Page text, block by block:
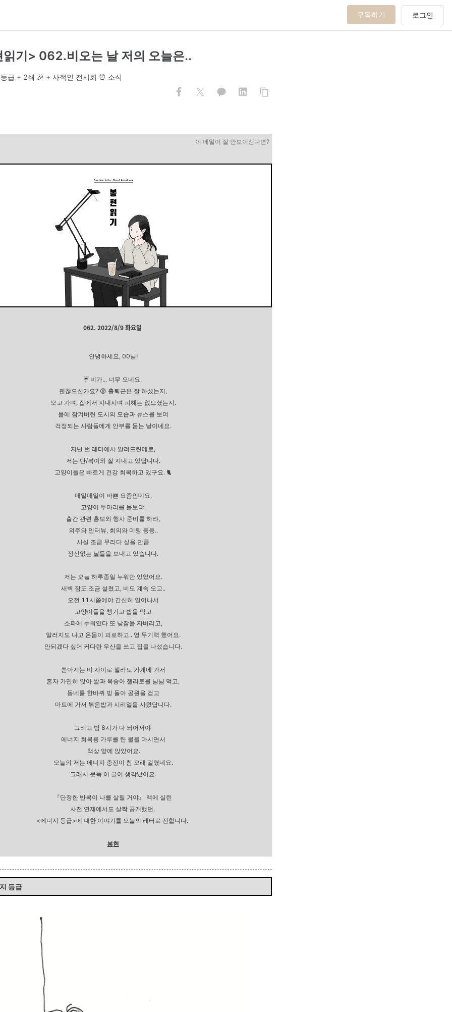
구독하기
기> 062.비오는 날 저의 오늘은..
급 + 2쇄 🎉 + 사적인 전시회 ⏰ 소식
이 메일이 잘 안보이신다면?
062. 2022/8/9 화요일
안녕하세요, 00님!
☔ 비가... 너무 오네요.
괜찮으신가요? 😟 출퇴근은 잘 하셨는지,
오고 가며, 집에서 지내시며 피해는 없으셨는지.
물에 잠겨버린 도시의 모습과 뉴스를 보며
걱정되는 사람들에게 안부를 묻는 날이네요.
지난 번 레터에서 알려드린데로,
저는 단/복이와 잘 지내고 있답니다.
고양이들은 빠르게 건강 회복하고 있구요. 🐈
매일매일이 바쁜 요즘인데요.
고양이 두마리를 돌보랴,
출간 관련 홍보와 행사 준비를 하랴,
외주와 인터뷰, 회의와 미팅 등등..
사실 조금 무리다 싶을 만큼
정신없는 날들을 보내고 있습니다.
저는 오늘 하루종일 누워만 있었어요.
새벽 잠도 조금 설쳤고, 비도 계속 오고..
오전 11시쯤에야 간신히 일어나서
고양이들을 챙기고 밥을 먹고
소파에 누워있다 또 낮잠을 자버리고,
알러지도 나고 온몸이 피로하고.. 영 무기력 했어요.
안되겠다 싶어 커다란 우산을 쓰고 집을 나섰습니다.
쏟아지는 비 사이로 젤라토 가게에 가서
혼자 가만히 앉아 쌀과 복숭아 젤라토를 냠냠 먹고,
동네를 한바퀴 빙 돌아 공원을 걷고
마트에 가서 볶음밥과 시리얼을 사왔답니다.
그리고 밤 8시가 다 되어서야
에너지 회복용 가루를 탄 물을 마시면서
책상 앞에 앉았어요.
오늘의 저는 에너지 충전이 참 오래 걸렸네요.
그래서 문득 이 글이 생각났어요.
『단정한 반복이 나를 살릴 거야』 책에 실린
사전 연재에서도 살짝 공개했던,
<에너지 등급>에 대한 이야기를 오늘의 레터로 전합니다.
봉현
등급